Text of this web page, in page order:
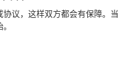
议，这样双方都会有保障